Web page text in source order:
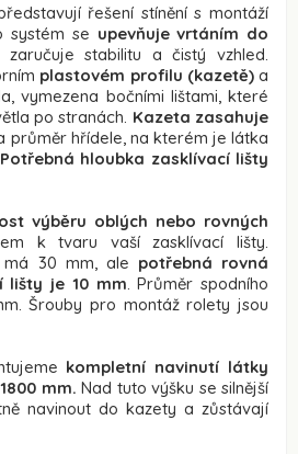
řešení stínění s montáží
systém se upevňuje vrtáním do
zaručuje stabilitu a čistý vzhled.
plastovém profilu (kazetě)a
vymezena bočními lištami, které
po stranách. Kazeta zasahuje
průměr hřídele, na kterém je látka
Potřebná hloubka zasklívací lišty
výběru oblých nebo rovných
k tvaru vaší zasklívací lišty.
30 mm, ale potřebná rovná
lišty je 10 mm. Průměr spodního
Šrouby pro montáž rolety jsou
kompletní navinutí látky
mm. Nad tuto výšku se silnější
navinout do kazety a zůstávají